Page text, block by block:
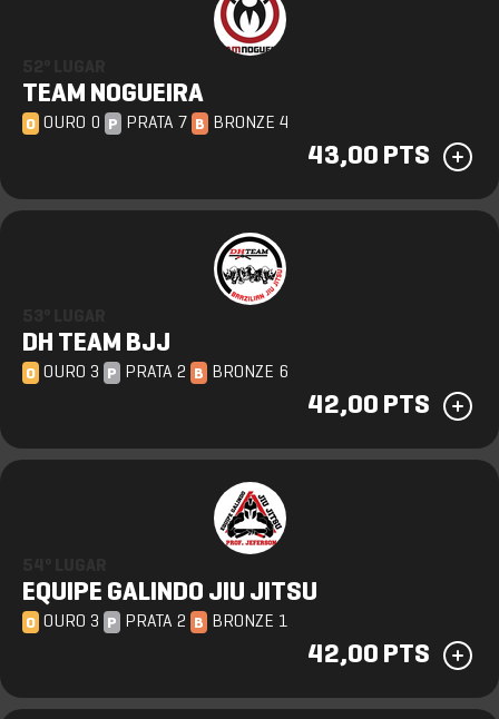
TEAM NOGUEIRA
O OURO 0 P PRATA 7 B BRONZE 4
43,00 PTS
DH TEAM BJJ
O OURO 3 P PRATA 2 B BRONZE 6
42,00 PTS
EQUIPE GALINDO JIU JITSU
O OURO 3 P PRATA 2 B BRONZE 1
42,00 PTS